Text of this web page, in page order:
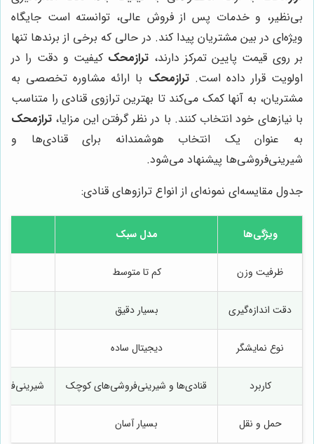
بی‌نظیر، و خدمات پس از فروش عالی، توانسته است جایگاه
ویژه‌ای در بین مشتریان پیدا کند. در حالی که برخی از برندها تنها
بر روی قیمت پایین تمرکز دارند، ترازمحک کیفیت و دقت را در
اولویت قرار داده است.ترازمحک با ارائه مشاوره تخصصی به
مشتریان، به آنها کمک می‌کند تا بهترین ترازوی قنادی را متناسب
با نیازهای خود انتخاب کنند. با در نظر گرفتن این مزایا، ترازمحک
به عنوان یک انتخاب هوشمندانه برای قنادی‌ها و
شیرینی‌فروشی‌ها پیشنهاد می‌شود.
جدول مقایسه‌ای نمونه‌ای از انواع ترازوهای قنادی:
ویژگی‌ها مدل سبک
ظرفیت وزن کم تا متوسط
دقت اندازه‌گیری بسیار دقیق
نوع نمایشگر دیجیتال ساده
کاربرد قنادی‌ها و شیرینی‌فروشی‌های کوچک
حمل و نقل بسیار آسان